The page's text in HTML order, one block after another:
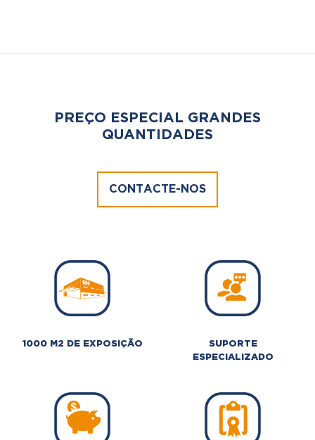
PREÇO ESPECIAL GRANDES
QUANTIDADES
CONTACTE-NOS
1000 M2 DE EXPOSIÇÃO
SUPORTE
ESPECIALIZADO